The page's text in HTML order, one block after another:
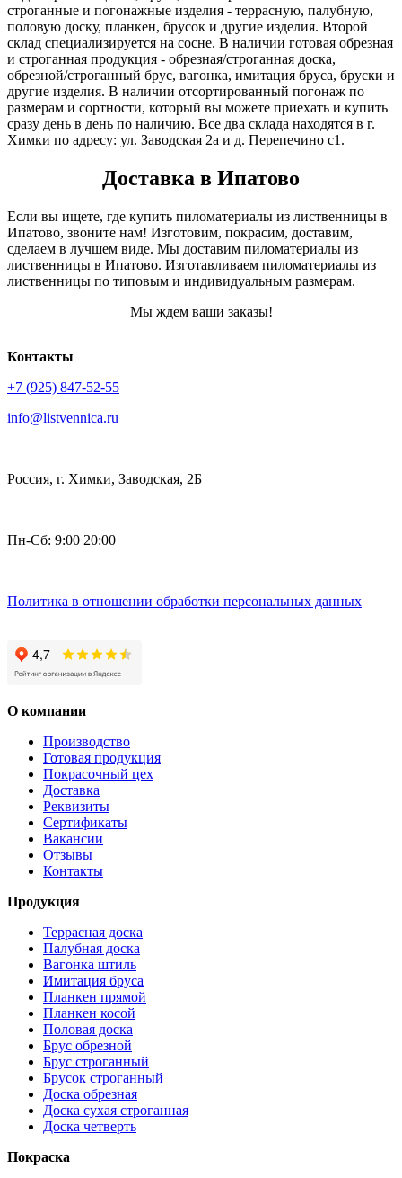
строганные и погонажные изделия - террасную, палубную,
половую доску, планкен, брусок и другие изделия. Второй
склад специализируется на сосне. В наличии готовая обрезная
и строганная продукция - обрезная/строганная доска,
обрезной/строганный брус, вагонка, имитация бруса, бруски и
другие изделия. В наличии отсортированный погонаж по
размерам и сортности, который вы можете приехать и купить
сразу день в день по наличию. Все два склада находятся в г.
Химки по адресу: ул. Заводская 2а и д. Перепечино с1.
Доставка в Ипатово
Если вы ищете, где купить пиломатериалы из лиственницы в
Ипатово, звоните нам! Изготовим, покрасим, доставим,
сделаем в лучшем виде. Мы доставим пиломатериалы из
лиственницы в Ипатово. Изготавливаем пиломатериалы из
лиственницы по типовым и индивидуальным размерам.
Мы ждем ваши заказы!
Контакты
+7 (925) 847-52-55
info@listvennica.ru
Россия, г. Химки, Заводская, 2Б
Пн-Сб: 9:00 20:00
Политика в отношении обработки персональных данных
О компании
Производство
Готовая продукция
Покрасочный цех
Доставка
Реквизиты
Сертификаты
Вакансии
Отзывы
Контакты
Продукция
Террасная доска
Палубная доска
Вагонка штиль
Имитация бруса
Планкен прямой
Планкен косой
Половая доска
Брус обрезной
Брус строганный
Брусок строганный
Доска обрезная
Доска сухая строганная
Доска четверть
Покраска